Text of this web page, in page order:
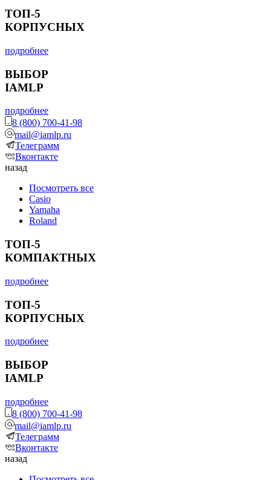
ТОП-5
КОРПУСНЫХ
подробнее
ВЫБОР
IAMLP
подробнее
8 (800) 700-41-98
mail@iamlp.ru
Телеграмм
Вконтакте
назад
Посмотреть все
Casio
Yamaha
Roland
ТОП-5
КОМПАКТНЫХ
подробнее
ТОП-5
КОРПУСНЫХ
подробнее
ВЫБОР
IAMLP
подробнее
8 (800) 700-41-98
mail@iamlp.ru
Телеграмм
Вконтакте
назад